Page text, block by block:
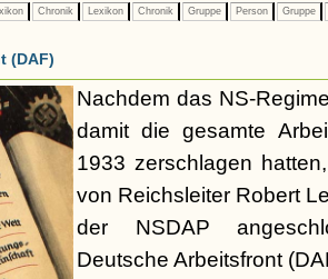
Chronik Lexikon Chronik Gruppe Person Gruppe
(DAF)
Nachdem das NS-
damit die gesamte
1933 zerschlagen
von Reichsleiter Robert
der NSDAP
Deutsche Arbeitsfront